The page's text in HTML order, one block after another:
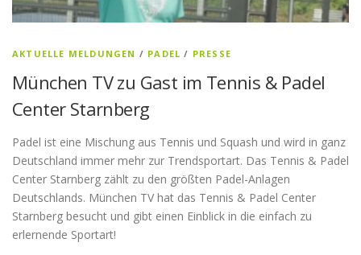
AKTUELLE MELDUNGEN / PADEL / PRESSE
München TV zu Gast im Tennis & Padel
Center Starnberg
Padel ist eine Mischung aus Tennis und Squash und wird in ganz
Deutschland immer mehr zur Trendsportart. Das Tennis & Padel
Center Starnberg zählt zu den größten Padel-Anlagen
Deutschlands. München TV hat das Tennis & Padel Center
Starnberg besucht und gibt einen Einblick in die einfach zu
erlernende Sportart!